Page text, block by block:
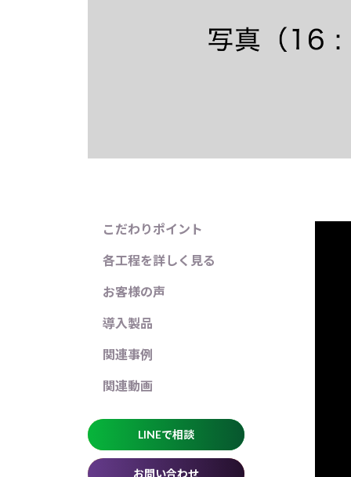
こだわりポイント
各工程を詳しく見る
お客様の声
導入製品
関連事例
関連動画
LINEで相談
お問い合わせ